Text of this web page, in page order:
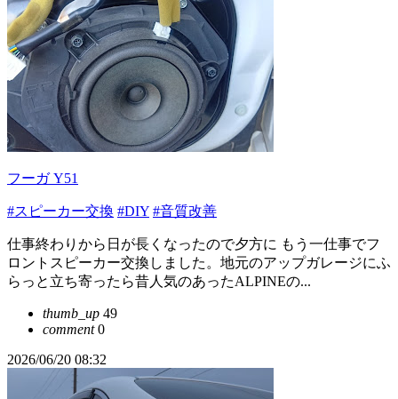
フーガ Y51
#スピーカー交換 #DIY #音質改善
仕事終わりから日が長くなったので夕方に もう一仕事でフ
ロントスピーカー交換しました。地元のアップガレージにふ
らっと立ち寄ったら昔人気のあったALPINEの...
thumb_up 49
comment0
2026/06/20 08:32